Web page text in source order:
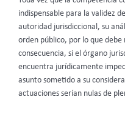
indispensable para la validez
autoridad jurisdiccional, su
orden público, por lo que debe
consecuencia, si el órgano
encuentra jurídicamente
asunto sometido a su
actuaciones serían nulas de